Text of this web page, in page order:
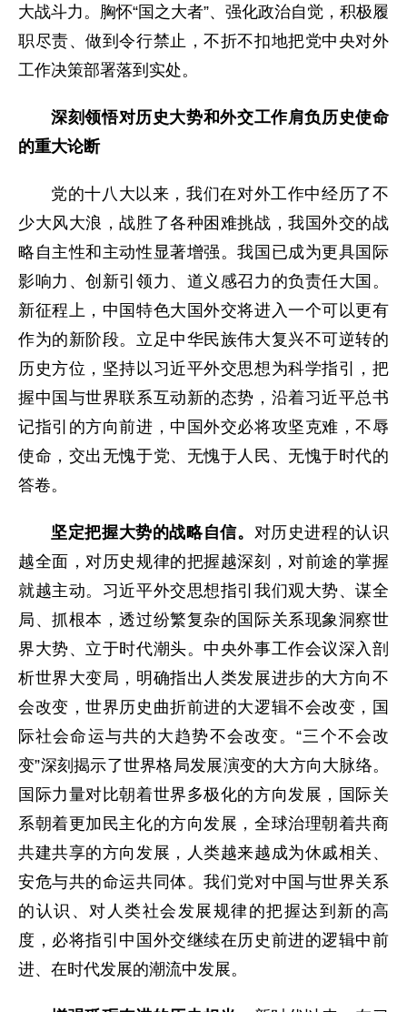
大战斗力。胸怀“国之大者”、强化政治自觉，积极履
职尽责、做到令行禁止，不折不扣地把党中央对外
工作决策部署落到实处。
深刻领悟对历史大势和外交工作肩负历史使命
的重大论断
党的十八大以来，我们在对外工作中经历了不
少大风大浪，战胜了各种困难挑战，我国外交的战
略自主性和主动性显著增强。我国已成为更具国际
影响力、创新引领力、道义感召力的负责任大国。
新征程上，中国特色大国外交将进入一个可以更有
作为的新阶段。立足中华民族伟大复兴不可逆转的
历史方位，坚持以习近平外交思想为科学指引，把
握中国与世界联系互动新的态势，沿着习近平总书
记指引的方向前进，中国外交必将攻坚克难，不辱
使命，交出无愧于党、无愧于人民、无愧于时代的
答卷。
坚定把握大势的战略自信。 对历史进程的认识
越全面，对历史规律的把握越深刻，对前途的掌握
就越主动。习近平外交思想指引我们观大势、谋全
局、抓根本，透过纷繁复杂的国际关系现象洞察世
界大势、立于时代潮头。中央外事工作会议深入剖
析世界大变局，明确指出人类发展进步的大方向不
会改变，世界历史曲折前进的大逻辑不会改变，国
际社会命运与共的大趋势不会改变。“三个不会改
变”深刻揭示了世界格局发展演变的大方向大脉络。
国际力量对比朝着世界多极化的方向发展，国际关
系朝着更加民主化的方向发展，全球治理朝着共商
共建共享的方向发展，人类越来越成为休戚相关、
安危与共的命运共同体。我们党对中国与世界关系
的认识、对人类社会发展规律的把握达到新的高
度，必将指引中国外交继续在历史前进的逻辑中前
进、在时代发展的潮流中发展。